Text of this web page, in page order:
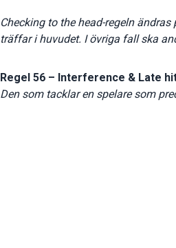
Checking to the head-regeln
träffar i huvudet. I övriga fall ska
Regel 56 – Interference & Late
Den som tacklar en spelare som